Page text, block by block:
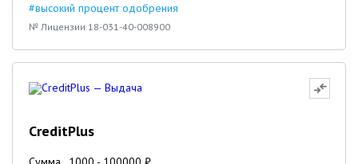
#высокий процент одобрения
№ Лицензии 18-031-40-008900
CreditPlus